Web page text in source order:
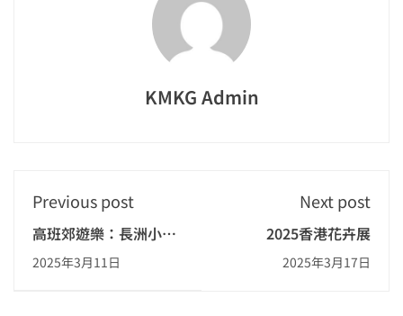
KMKG Admin
Previous post
高班郊遊樂：長洲小長
城
2025年3月11日
Next post
2025香港花卉展
2025年3月17日